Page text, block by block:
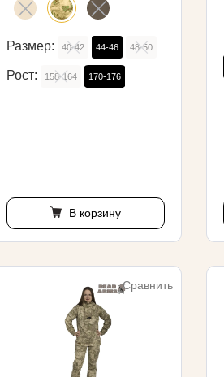
Размер: 40-42 44-46 48-50
Рост: 158-164 170-176
В корзину
Сравнить